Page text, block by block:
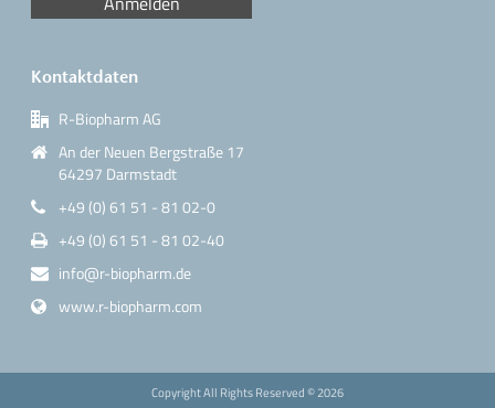
Kontaktdaten
R-Biopharm AG
An der Neuen Bergstraße 17
64297 Darmstadt
+49 (0) 61 51 - 81 02-0
+49 (0) 61 51 - 81 02-40
info@r-biopharm.de
www.r-biopharm.com
Copyright All Rights Reserved ©2026